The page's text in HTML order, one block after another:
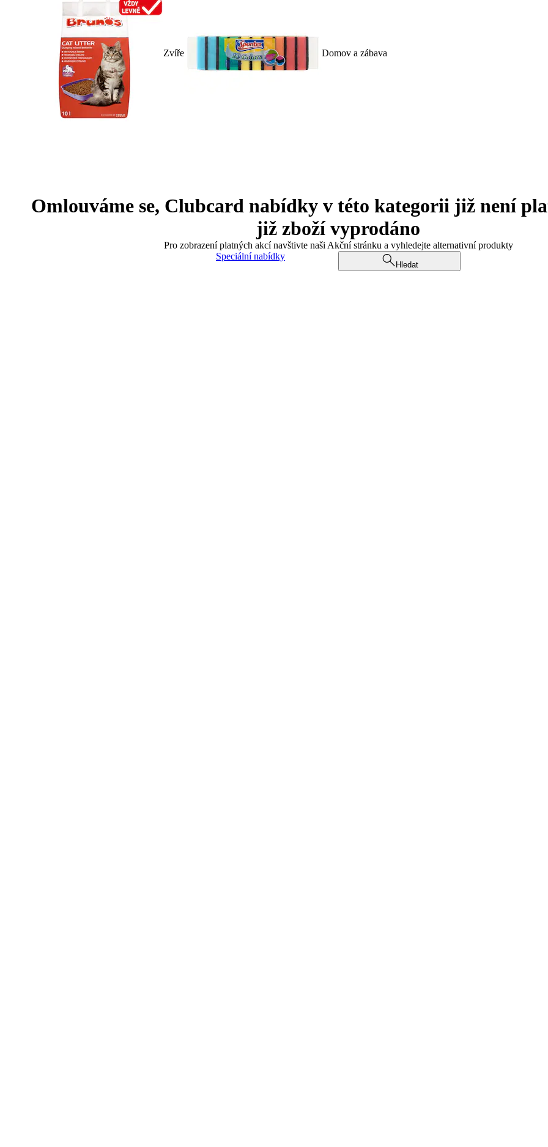
Zvíře Domov a zábava
Omlouváme se, Clubcard nabídky v této kategorii již není
již zboží vyprodáno
Pro zobrazení platných akcí navštivte naši Akční stránku a vyhledejte alternativní produkty
Speciální nabídky
Hledat